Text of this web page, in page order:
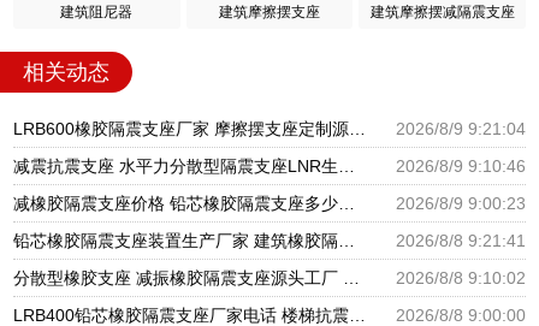
建筑阻尼器 建筑摩擦摆支座 建筑摩擦摆减隔震支座
相关动态
2026/8/9 9:21:04
2026/8/9 9:10:46
2026/8/9 9:00:23
2026/8/8 9:21:41
2026/8/8 9:10:02
2026/8/8 9:00:00